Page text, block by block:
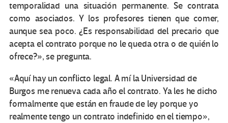
temporalidad una situación permanente. Se contrata
como asociados. Y los profesores tienen que comer,
aunque sea poco. ¿Es responsabilidad del precario que
acepta el contrato porque no le queda otra o de quién lo
ofrece?», se pregunta.
«Aquí hay un conflicto legal. A mí la Universidad de
Burgos me renueva cada año el contrato. Ya les he dicho
formalmente que están en fraude de ley porque yo
realmente tengo un contrato indefinido en el tiempo»,